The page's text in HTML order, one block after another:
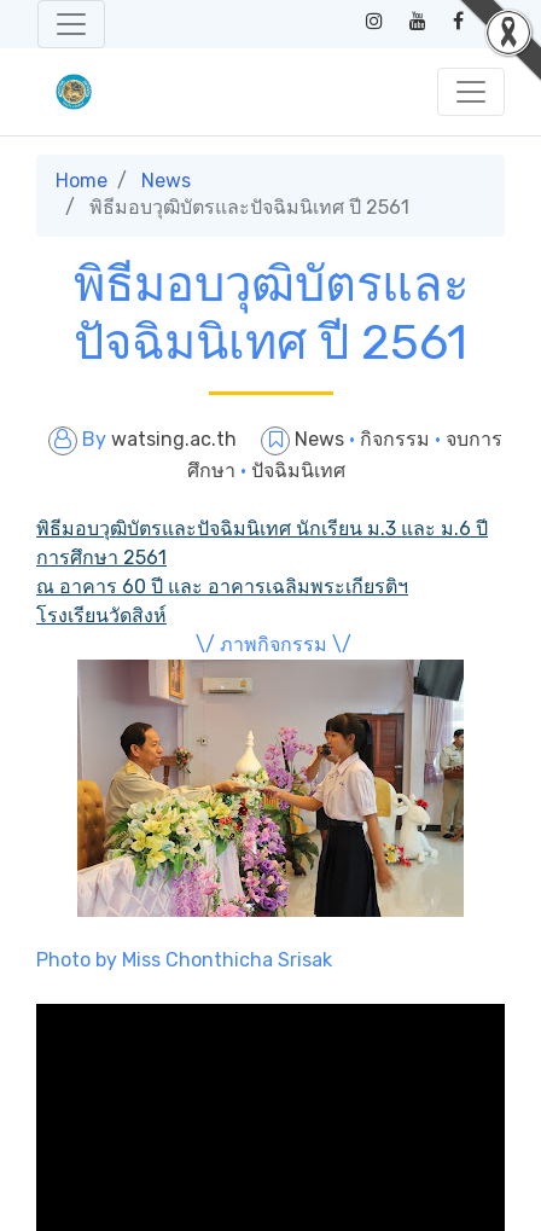
Home
News
พิธีมอบวุฒิบัตรและปัจฉิมนิเทศ ปี 2561
พิธีมอบวุฒิบัตรและ
ปัจฉิมนิเทศ ปี 2561
By watsing.ac.th News · กิจกรรม · จบการ
ศึกษา · ปัจฉิมนิเทศ
พิธีมอบวุฒิบัตรและปัจฉิมนิเทศ นักเรียน ม.3 และ ม.6 ปี
การศึกษา 2561
ณ อาคาร 60 ปี และ อาคารเฉลิมพระเกียรติฯ
โรงเรียนวัดสิงห์
\/ ภาพกิจกรรม \/
Photo by Miss Chonthicha Srisak